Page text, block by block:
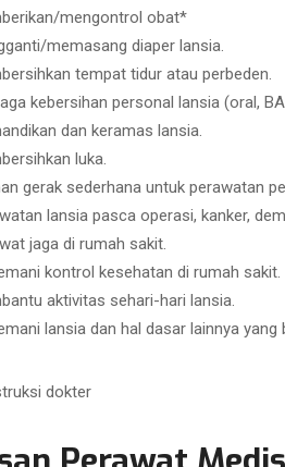
mengontrol obat*
memasang diaper lansia.
tempat tidur atau perbeden.
kebersihan personal lansia (oral,
dan keramas lansia.
luka.
gerak sederhana untuk perawatan
lansia pasca operasi, kanker,
jaga di rumah sakit.
kontrol kesehatan di rumah sakit.
aktivitas sehari-hari lansia.
lansia dan hal dasar lainnya
dokter